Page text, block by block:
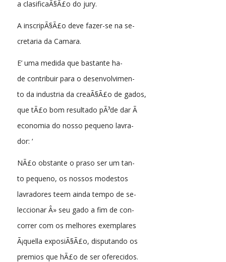
a clasificaÃ§Ã£o do jury.
A inscripÃ§Ã£o deve fazer-se na se-
cretaria da Camara.
E’ uma medida que bastante ha-
de contribuir para o desenvolvimen-
to da industria da creaÃ§Ã£o de gados,
que tÃ£o bom resultado pÃ³de dar Ã
economia do nosso pequeno lavra-
dor: ‘
NÃ£o obstante o praso ser um tan-
to pequeno, os nossos modestos
lavradores teem ainda tempo de se-
leccionar Â» seu gado a fim de con-
correr com os melhores exemplares
Ã¡quella exposiÃ§Ã£o, disputando os
premios que hÃ£o de ser oferecidos.